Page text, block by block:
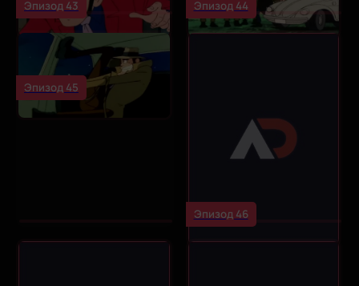
Эпизод 43 Эпизод 44
Эпизод 45
Эпизод 46